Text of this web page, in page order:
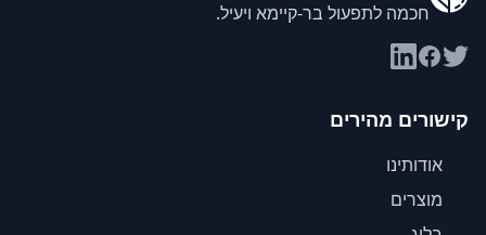
חכמה לתפעול בר-קיימא ויעיל.
קישורים מהירים
אודותינו
מוצרים